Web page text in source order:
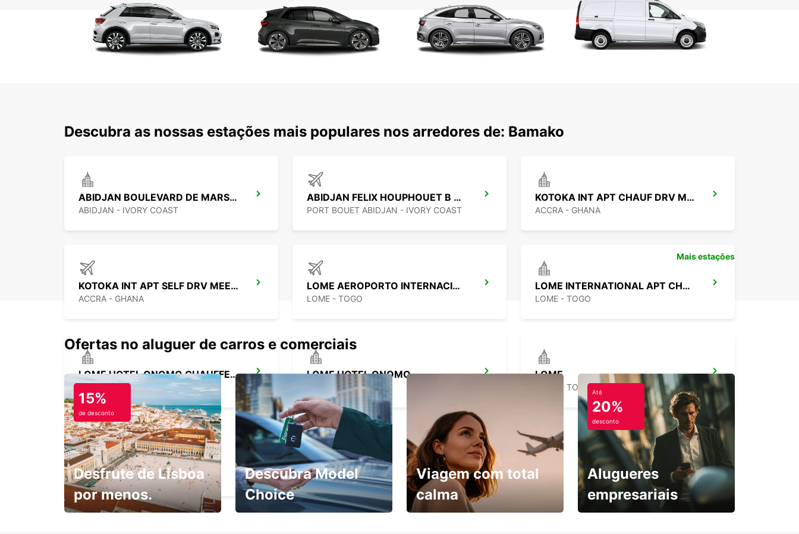
Descubra as nossas estações mais populares nos arredores de: Bamako
ABIDJAN BOULEVARD DE MARSEILLE
ABIDJAN - IVORY COAST
ABIDJAN FELIX HOUPHOUET B AEROPORTO
PORT BOUET ABIDJAN - IVORY COAST
KOTOKA INT APT CHAUF DRV MEET GREET
ACCRA - GHANA
KOTOKA INT APT SELF DRV MEET GREET
ACCRA - GHANA
LOME AEROPORTO INTERNACIONAL
LOME - TOGO
LOME INTERNATIONAL APT CHAUFFEUR
LOME - TOGO
LOME HOTEL ONOMO CHAUFFEUR
LOME - TOGO
LOME HOTEL ONOMO
LOME - TOGO
LOME
LOME - TOGO
LOME MOTORISTA
LOME - TOGO
Mais estações
Ofertas no aluguer de carros e comerciais
15%
de desconto
Desfrute de Lisboa
por menos.
Descubra Model
Choice
Viagem com total
calma
Até
20%
desconto
Alugueres
empresariais